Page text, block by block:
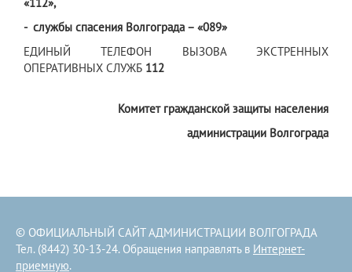
- службы спасения Волгограда – «089»
ЕДИНЫЙ ТЕЛЕФОН ВЫЗОВА ЭКСТРЕННЫХ
ОПЕРАТИВНЫХ СЛУЖБ 112
Комитет гражданской защиты населения
администрации Волгограда
© ОФИЦИАЛЬНЫЙ САЙТ АДМИНИСТРАЦИИ ВОЛГОГРАДА
Тел. (8442) 30-13-24. Обращения направлять в Интернет-
приемную.